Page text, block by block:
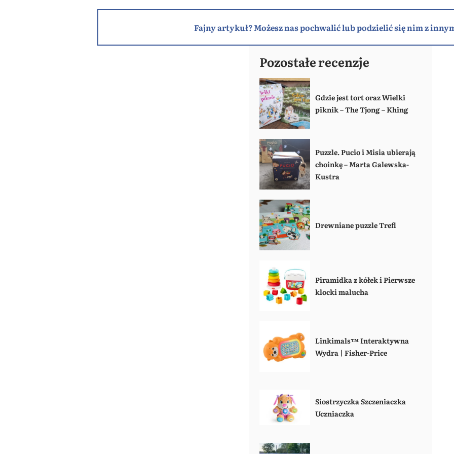
Fajny artykuł? Możesz nas pochwalić lub podzielić się nim z
Pozostałe recenzje
Gdzie jest tort oraz Wielki
piknik – The Tjong – Khing
Puzzle. Pucio i Misia ubierają
choinkę – Marta Galewska-
Kustra
Drewniane puzzle Trefl
Piramidka z kółek i Pierwsze
klocki malucha
Linkimals™ Interaktywna
Wydra | Fisher-Price
Siostrzyczka Szczeniaczka
Uczniaczka